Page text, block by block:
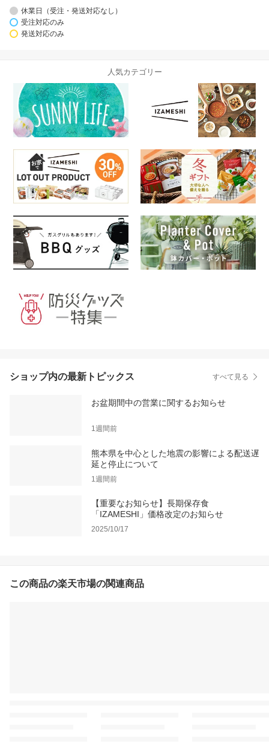
休業日（受注・発送対応なし）
受注対応のみ
発送対応のみ
人気カテゴリー
ショップ内の最新トピックス すべて見る
お盆期間中の営業に関するお知らせ
1週間前
熊本県を中心とした地震の影響による配送遅
延と停止について
1週間前
【重要なお知らせ】長期保存食
「IZAMESHI」価格改定のお知らせ
2025/10/17
この商品の楽天市場の関連商品